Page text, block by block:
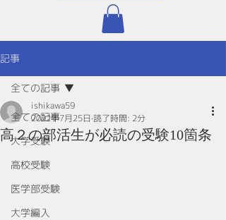
記事
全ての記事
大学受験
高校受験
医学部受験
大学編入
全ての記事
高２の部活生が必読の受験10箇条
ishikawa59
2022年7月25日 読了時間: 2分